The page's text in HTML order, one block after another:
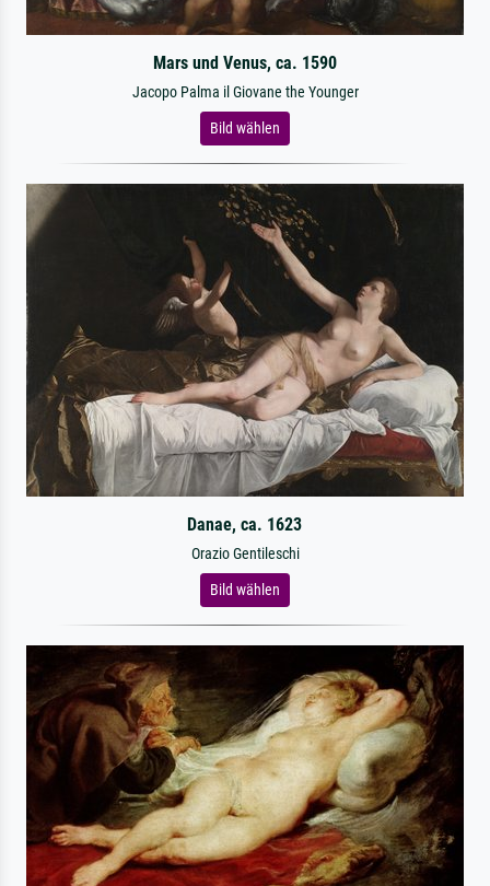
Mars und Venus, ca. 1590
Jacopo Palma il Giovane the Younger
Bild wählen
Danae, ca. 1623
Orazio Gentileschi
Bild wählen